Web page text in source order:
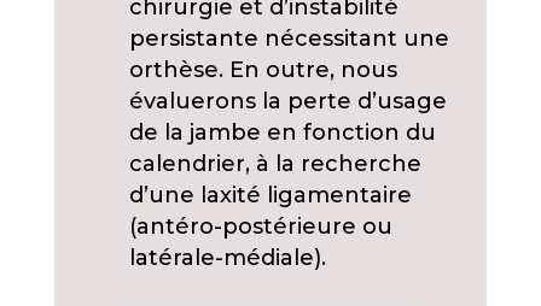
chirurgie et d’instabilité
persistante nécessitant une
orthèse. En outre, nous
évaluerons la perte d’usage
de la jambe en fonction du
calendrier, à la recherche
d’une laxité ligamentaire
(antéro-postérieure ou
latérale-médiale).